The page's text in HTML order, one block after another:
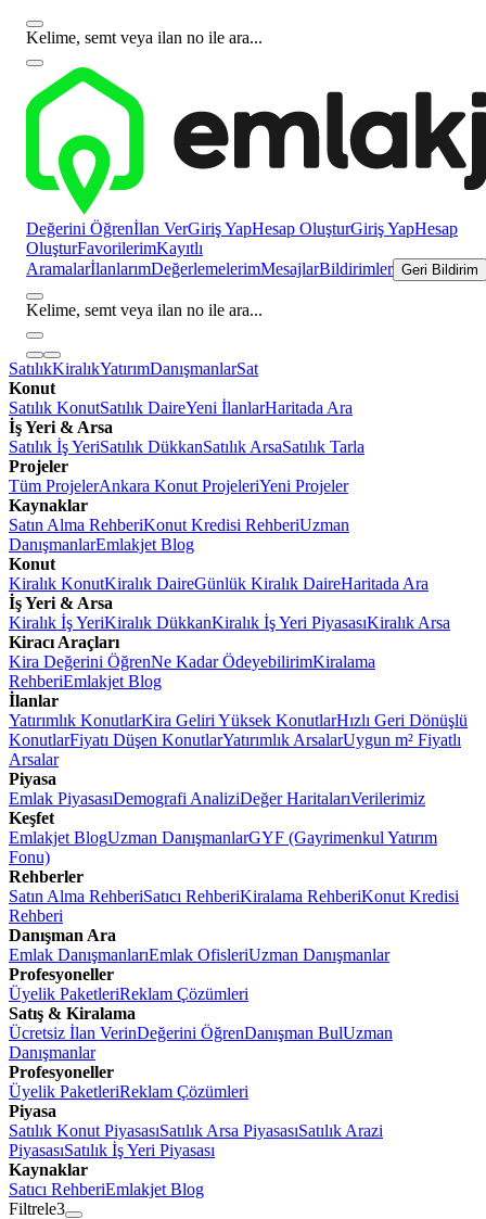
Kelime, semt veya ilan no ile ara...
Değerini Öğrenİlan VerGiriş YapHesap OluşturGiriş YapHesap
OluşturFavorilerimKayıtlı
AramalarİlanlarımDeğerlemelerimMesajlarBildirimler Geri Bildirim
Kelime, semt veya ilan no ile ara...
SatılıkKiralıkYatırımDanışmanlarSat
Konut
Satılık KonutSatılık DaireYeni İlanlarHaritada Ara
İş Yeri & Arsa
Satılık İş YeriSatılık DükkanSatılık ArsaSatılık Tarla
Projeler
Tüm ProjelerAnkara Konut ProjeleriYeni Projeler
Kaynaklar
Satın Alma RehberiKonut Kredisi RehberiUzman
DanışmanlarEmlakjet Blog
Konut
Kiralık KonutKiralık DaireGünlük Kiralık DaireHaritada Ara
İş Yeri & Arsa
Kiralık İş YeriKiralık DükkanKiralık İş Yeri PiyasasıKiralık Arsa
Kiracı Araçları
Kira Değerini ÖğrenNe Kadar ÖdeyebilirimKiralama
RehberiEmlakjet Blog
İlanlar
Yatırımlık KonutlarKira Geliri Yüksek KonutlarHızlı Geri Dönüşlü
KonutlarFiyatı Düşen KonutlarYatırımlık ArsalarUygun m² Fiyatlı
Arsalar
Piyasa
Emlak PiyasasıDemografi AnaliziDeğer HaritalarıVerilerimiz
Keşfet
Emlakjet BlogUzman DanışmanlarGYF (Gayrimenkul Yatırım
Fonu)
Rehberler
Satın Alma RehberiSatıcı RehberiKiralama RehberiKonut Kredisi
Rehberi
Danışman Ara
Emlak DanışmanlarıEmlak OfisleriUzman Danışmanlar
Profesyoneller
Üyelik PaketleriReklam Çözümleri
Satış & Kiralama
Ücretsiz İlan VerinDeğerini ÖğrenDanışman BulUzman
Danışmanlar
Profesyoneller
Üyelik PaketleriReklam Çözümleri
Piyasa
Satılık Konut PiyasasıSatılık Arsa PiyasasıSatılık Arazi
PiyasasıSatılık İş Yeri Piyasası
Kaynaklar
Satıcı RehberiEmlakjet Blog
Filtrele3